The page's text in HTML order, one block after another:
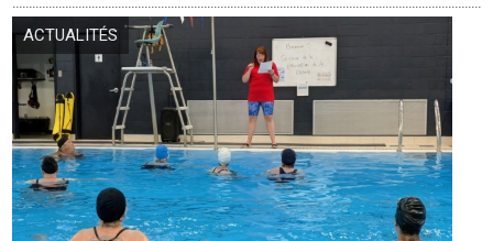
ACTUALITÉS